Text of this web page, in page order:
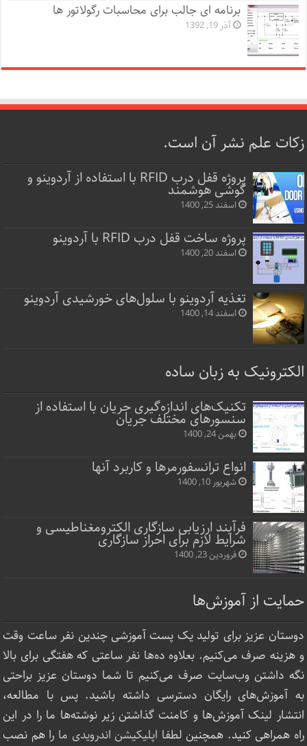
برنامه ای جالب برای محاسبات رگولاتور ها
آذر 19, 1392
زکات علم نشر آن است.
پروژه قفل‌ درب RFID با استفاده از آردوینو و
گوشی هوشمند
اسفند 25, 1400
پروژه ساخت قفل‌ درب RFID با آردوینو
اسفند 20, 1400
تغذیه آردوینو با سلول‌های خورشیدی آردوینو
اسفند 14, 1400
الکترونیک به زبان ساده
تکنیک‌های اندازه‌گیری جریان با استفاده از
سنسورهای مختلف جریان
بهمن 24, 1400
انواع ترانسفورمرها و کاربرد آنها
شهریور 10, 1400
فرآیند ارزیابی سازگاری الکترومغناطیسی و
شرایط لازم برای احراز سازگاری
فروردین 23, 1400
حمایت از آموزش‌ها
دوستان عزیز برای تولید یک پست آموزشی چندین نفر ساعت‌ وقت
و هزینه صرف می‌کنیم. بعلاوه ده‌ها نفر ساعتی که هفتگی برای بالا
نگه داشتن وب‌سایت صرف ‌می‌کنیم تا شما دوستان عزیز براحتی
به آموزش‌های رایگان دسترسی داشته باشید. پس با مطالعه،
انتشار لینک‌ آموزش‌ها و کامنت گذاشتن زیر نوشته‌‌ها ما را در این
راه همراهی کنید. همچنین لطفا اپلیکیشن اندرویدی ما را هم نصب